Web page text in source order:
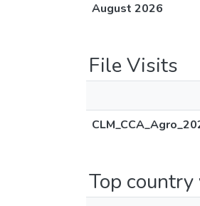
August 2026
File Visits
Top